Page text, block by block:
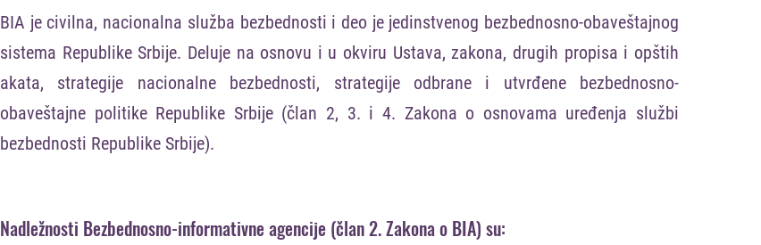
BIA je civilna, nacionalna služba bezbednosti i deo je jedinstvenog bezbednosno-obaveštajnog
sistema Republike Srbije. Deluje na osnovu i u okviru Ustava, zakona, drugih propisa i opštih
akata, strategije nacionalne bezbednosti, strategije odbrane i utvrđene bezbednosno-
obaveštajne politike Republike Srbije (član 2, 3. i 4. Zakona o osnovama uređenja službi
bezbednosti Republike Srbije).
Nadležnosti Bezbednosno-informativne agencije (član 2. Zakona o BIA) su: